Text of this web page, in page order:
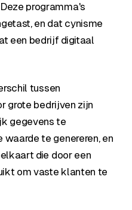
programma's
en dat cynisme
een bedrijf digitaal
tussen
grote bedrijven zijn
gegevens te
te genereren, en
die door een
om vaste klanten te